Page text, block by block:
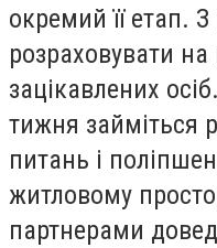
окремий її етап.
розраховувати
зацiкавлених
тижня займiться
питань i
житловому
партнерами